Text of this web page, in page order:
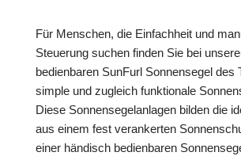
Für Menschen, die Einfachheit und
Steuerung suchen finden Sie bei
bedienbaren SunFurl Sonnensegel des
simple und zugleich funktionale
Diese Sonnensegelanlagen bilden die
aus einem fest verankerten
einer händisch bedienbaren